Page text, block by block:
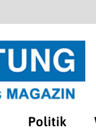
Politik